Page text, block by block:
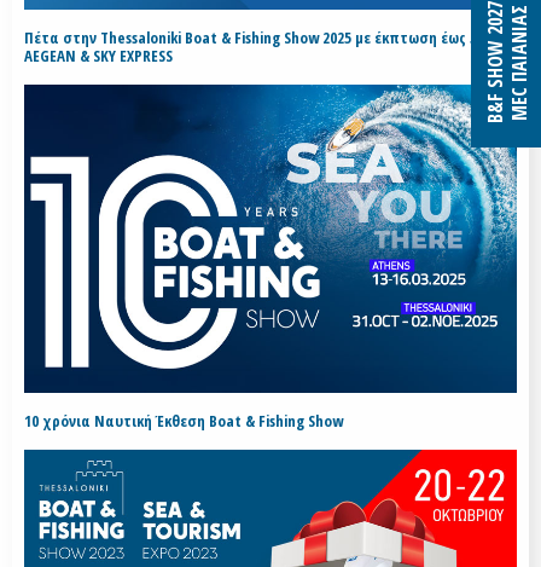
Πέτα στην Thessaloniki Boat & Fishing Show 2025 με έκπτωση έως 50% με
AEGEAN & SKY EXPRESS
10 χρόνια Ναυτική Έκθεση Boat & Fishing Show
B&F SHOW 2027MEC ΠΑΙΑΝΙΑΣ